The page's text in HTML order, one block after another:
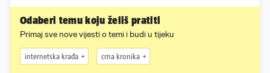
Odaberi temu koju želiš pratiti
Primaj sve nove vijesti o temi i budi u tijeku
internetska krađa crna kronika